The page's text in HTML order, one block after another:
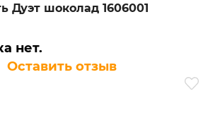
Дуэт шоколад 1606001
нет.
Оставить отзыв